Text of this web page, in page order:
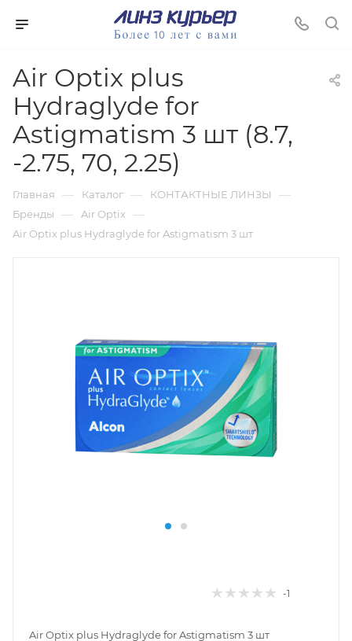
Air Optix plus
Hydraglyde for
Astigmatism 3 шт (8.7,
-2.75, 70, 2.25)
Главная — Каталог — КОНТАКТНЫЕ ЛИНЗЫ —
Бренды — Air Optix —
Air Optix plus Hydraglyde for Astigmatism 3 шт
-1
Air Optix plus Hydraglyde for Astigmatism 3 шт